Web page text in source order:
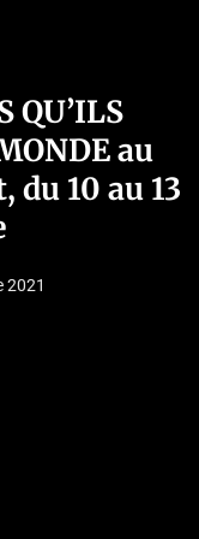
QU’ILS
au
10 au 13
2021